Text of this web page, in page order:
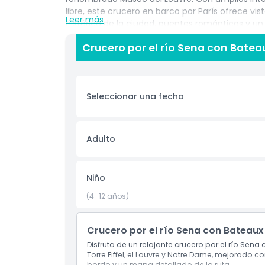
libre, este crucero en barco por París ofrece
histórica de la ciudad, puentes románticos y
crucero nocturno por el río Sena.
Ya sea que estés planeando una salida
la ciudad. Elige entre cruceros turísticos
experiencias con música en vivo, cada uno
Constantemente clasificado entre las
experimenta la belleza inolvidable de París
agua.
Política para Niños y Adultos
Leer más
Crucero por el río Sena con
Seleccionar una fecha
Adulto
Niño
(4–12 años)
Crucero por el río Sena con
Disfruta de un relajante crucero por el río
Torre Eiffel, el Louvre y Notre Dame, mejorado